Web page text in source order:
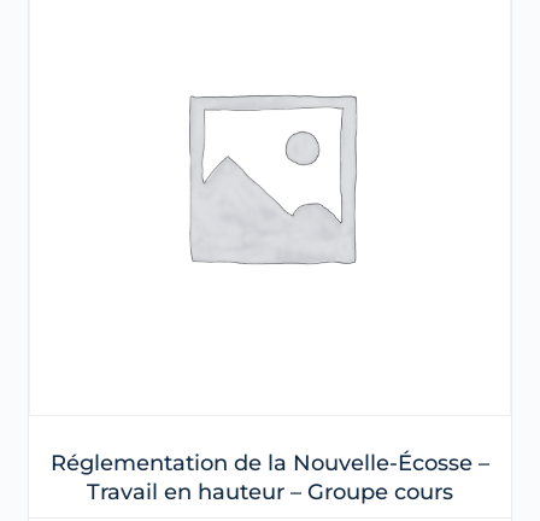
Réglementation de la Nouvelle-Écosse –
Travail en hauteur – Groupe cours